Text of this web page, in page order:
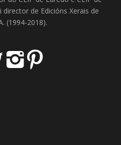
director de Edicións Xerais de
. (1994-2018).